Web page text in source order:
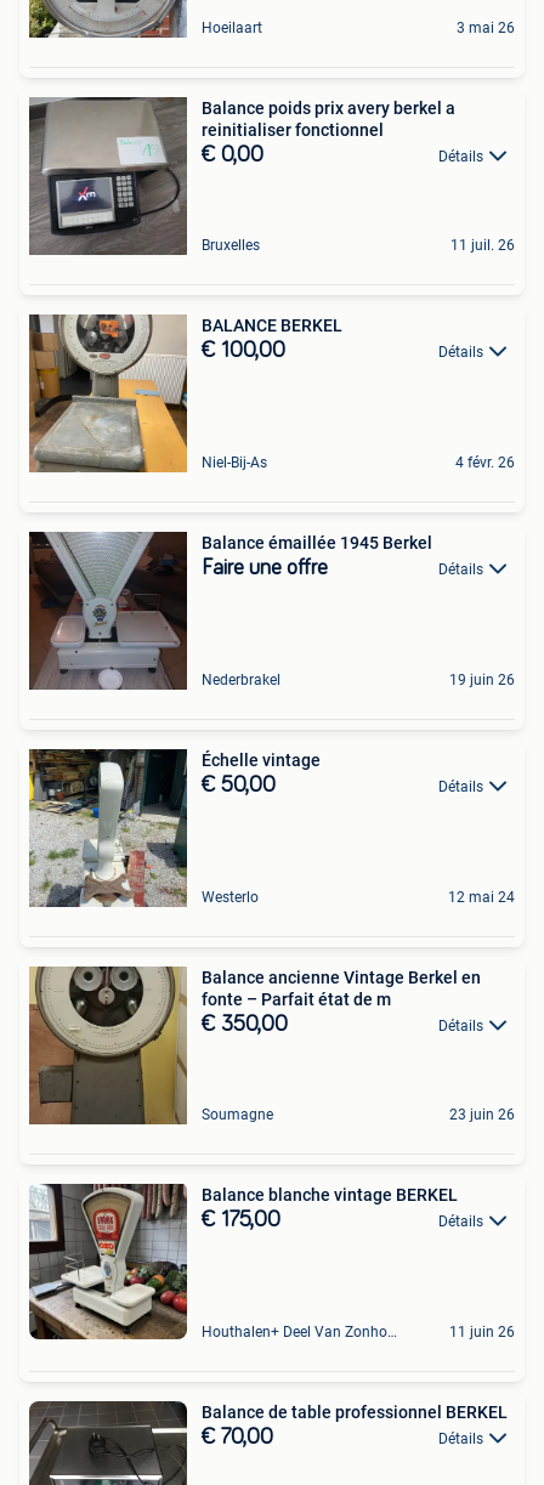
Hoeilaart 3 mai 26
Balance poids prix avery berkel a
reinitialiser fonctionnel
€ 0,00 Détails
Bruxelles 11 juil. 26
BALANCE BERKEL
€ 100,00 Détails
Niel-Bij-As 4 févr. 26
Balance émaillée 1945 Berkel
Faire une offre Détails
Nederbrakel 19 juin 26
Échelle vintage
€ 50,00 Détails
Westerlo 12 mai 24
Balance ancienne Vintage Berkel en
fonte – Parfait état de m
€ 350,00 Détails
Soumagne 23 juin 26
Balance blanche vintage BERKEL
€ 175,00 Détails
Houthalen+ Deel Van Zonhoven En Zolder 11 juin 26
Balance de table professionnel BERKEL
€ 70,00 Détails